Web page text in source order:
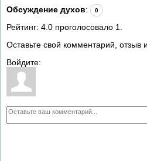
Обсуждение духов: 0
Рейтинг: 4.0 проголосовало 1
Оставьте свой комментарий, отзыв
Войдите: